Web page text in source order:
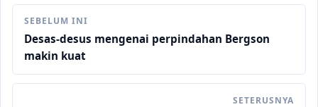
SEBELUM INI
Desas-desus mengenai perpindahan Bergson
makin kuat
SETERUSNYA